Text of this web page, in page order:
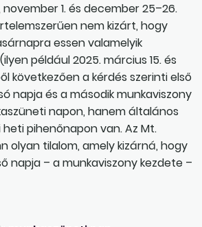
november 1. és december 25–26.
nem kizárt, hogy
essen valamelyik
például 2025. március 15. és
következően a kérdés szerinti első
napja és a második munkaviszony
napon, hanem általános
pihenőnapon van. Az Mt.
olyan tilalom, amely kizárná, hogy
napja – a munkaviszony kezdete –